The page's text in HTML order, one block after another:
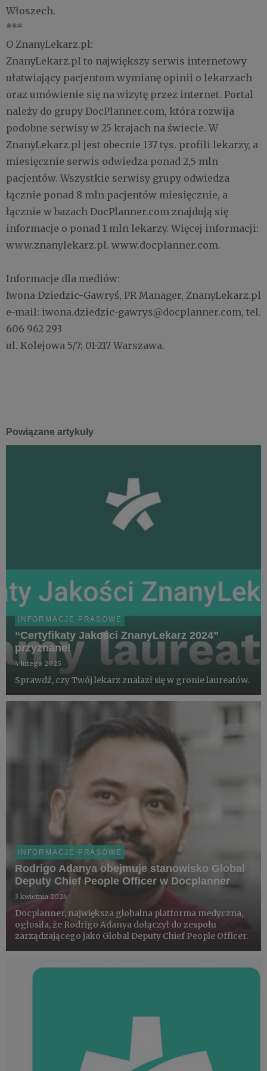
Włoszech.
***
O ZnanyLekarz.pl:
ZnanyLekarz.pl to największy serwis internetowy
ułatwiający pacjentom wymianę opinii o lekarzach
oraz umówienie się na wizytę przez internet. Portal
należy do grupy DocPlanner.com, która rozwija
podobne serwisy w 25 krajach na świecie. W
ZnanyLekarz.pl jest obecnie 137 tys. profili lekarzy, a
miesięcznie serwis odwiedza ponad 2,5 mln
pacjentów. Wszystkie serwisy grupy odwiedza
łącznie ponad 8 mln pacjentów miesięcznie, a
łącznie w bazach DocPlanner.com znajdują się
informacje o ponad 1 mln lekarzy. Więcej informacji:
www.znanylekarz.pl. www.docplanner.com.
Informacje dla mediów:
Iwona Dziedzic-Gawryś, PR Manager, ZnanyLekarz.pl
e-mail: iwona.dziedzic-gawrys@docplanner.com, tel.
606 962 293
ul. Kolejowa 5/7; 01-217 Warszawa.
Powiązane artykuły
INFORMACJE PRASOWE
“Certyfikaty Jakości ZnanyLekarz 2024”
przyznane!
4 lutego 2025
Sprawdź, czy Twój lekarz znalazł się w gronie laureatów.
INFORMACJE PRASOWE
Rodrigo Adanya obejmuje stanowisko Global
Deputy Chief People Officer w Docplanner
3 kwietnia 2024
Docplanner, największa globalna platforma medyczna,
ogłosiła, że Rodrigo Adanya dołączył do zespołu
zarządzającego jako Global Deputy Chief People Officer.